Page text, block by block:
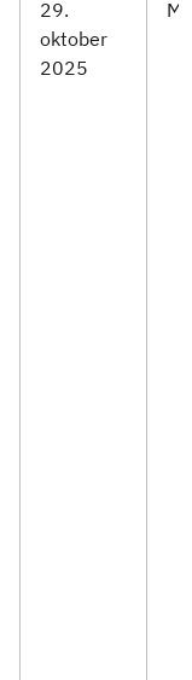
29.
oktober
2025